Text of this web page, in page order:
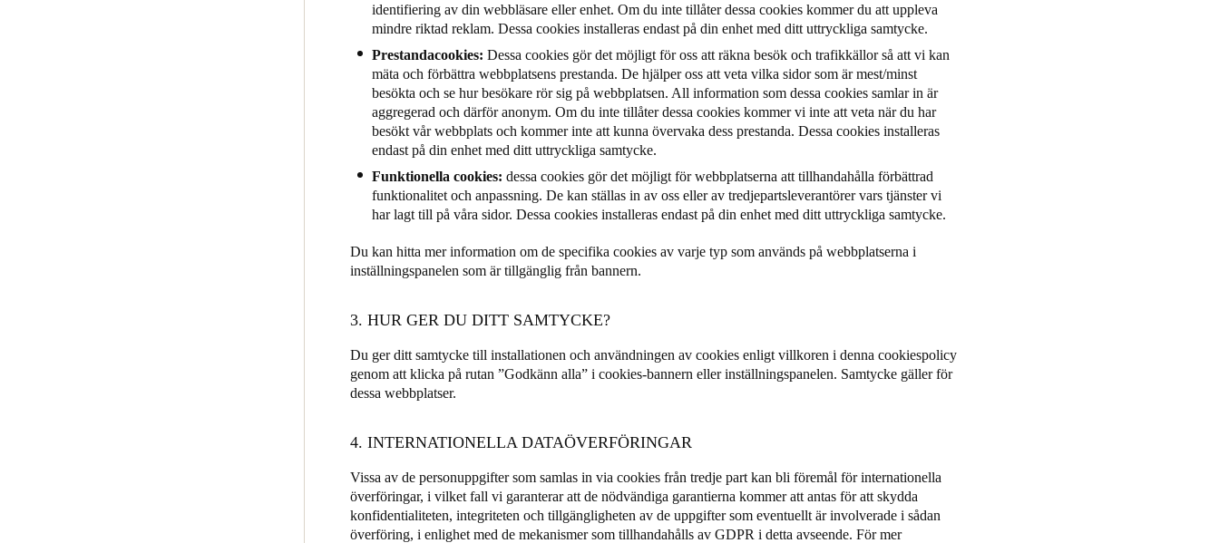
identifiering av din webbläsare eller enhet. Om du inte tillåter dessa cookies kommer du att uppleva
mindre riktad reklam. Dessa cookies installeras endast på din enhet med ditt uttryckliga samtycke.
Prestandacookies: Dessa cookies gör det möjligt för oss att räkna besök och trafikkällor så att vi kan
mäta och förbättra webbplatsens prestanda. De hjälper oss att veta vilka sidor som är mest/minst
besökta och se hur besökare rör sig på webbplatsen. All information som dessa cookies samlar in är
aggregerad och därför anonym. Om du inte tillåter dessa cookies kommer vi inte att veta när du har
besökt vår webbplats och kommer inte att kunna övervaka dess prestanda. Dessa cookies installeras
endast på din enhet med ditt uttryckliga samtycke.
Funktionella cookies: dessa cookies gör det möjligt för webbplatserna att tillhandahålla förbättrad
funktionalitet och anpassning. De kan ställas in av oss eller av tredjepartsleverantörer vars tjänster vi
har lagt till på våra sidor. Dessa cookies installeras endast på din enhet med ditt uttryckliga samtycke.
Du kan hitta mer information om de specifika cookies av varje typ som används på webbplatserna i
inställningspanelen som är tillgänglig från bannern.
3. HUR GER DU DITT SAMTYCKE?
Du ger ditt samtycke till installationen och användningen av cookies enligt villkoren i denna cookiespolicy
genom att klicka på rutan ”Godkänn alla” i cookies-bannern eller inställningspanelen. Samtycke gäller för
dessa webbplatser.
4. INTERNATIONELLA DATAÖVERFÖRINGAR
Vissa av de personuppgifter som samlas in via cookies från tredje part kan bli föremål för internationella
överföringar, i vilket fall vi garanterar att de nödvändiga garantierna kommer att antas för att skydda
konfidentialiteten, integriteten och tillgängligheten av de uppgifter som eventuellt är involverade i sådan
överföring, i enlighet med de mekanismer som tillhandahålls av GDPR i detta avseende. För mer